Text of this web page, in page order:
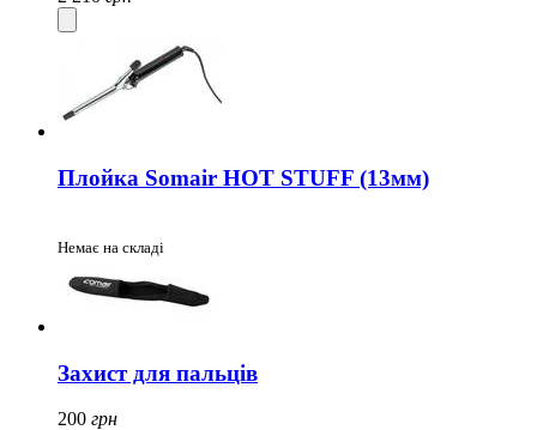
Плойка Somair HOT STUFF (13мм)
Немає на складі
Захист для пальців
200 грн